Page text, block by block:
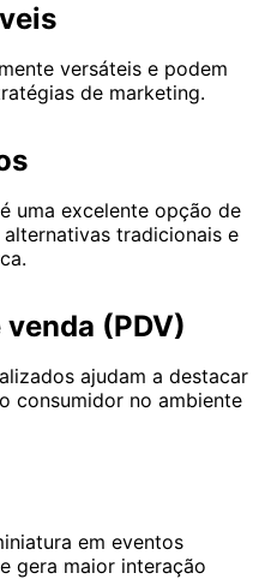
versáteis e podem
de marketing.
uma excelente opção de
tradicionais e
(PDV)
ajudam a destacar
consumidor no ambiente
em eventos
gera maior interação